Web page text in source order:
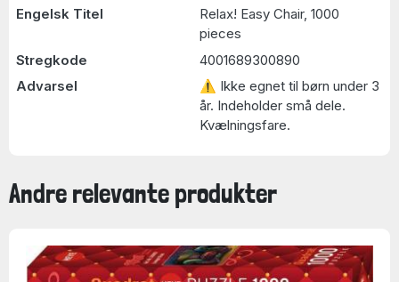
Engelsk Titel
Relax! Easy Chair, 1000
pieces
Stregkode
4001689300890
Advarsel
⚠ Ikke egnet til børn under 3
år. Indeholder små dele.
Kvælningsfare.
Andre relevante produkter